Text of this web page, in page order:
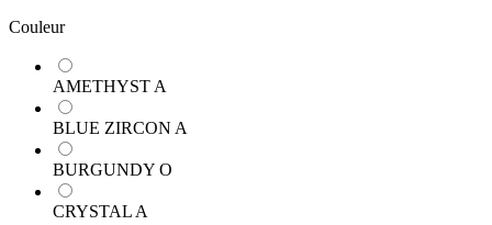
Couleur
AMETHYST A
BLUE ZIRCON A
BURGUNDY O
CRYSTAL A